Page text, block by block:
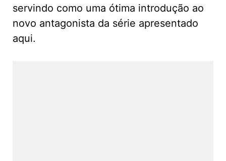
servindo como uma ótima introdução ao
novo antagonista da série apresentado
aqui.